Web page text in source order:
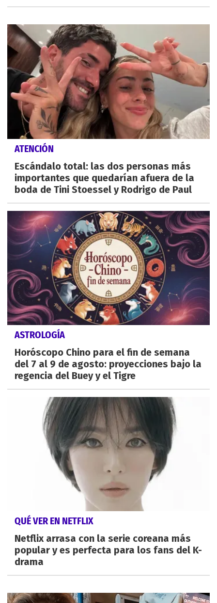
ATENCIÓN
Escándalo total: las dos personas más
importantes que quedarían afuera de la
boda de Tini Stoessel y Rodrigo de Paul
ASTROLOGÍA
Horóscopo Chino para el fin de semana
del 7 al 9 de agosto: proyecciones bajo la
regencia del Buey y el Tigre
QUÉ VER EN NETFLIX
Netflix arrasa con la serie coreana más
popular y es perfecta para los fans del K-
drama